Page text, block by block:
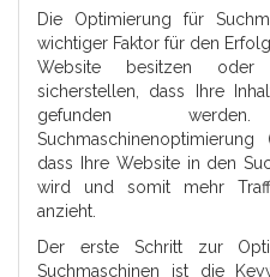
Die Optimierung für
wichtiger Faktor für den
Website besitzen oder
sicherstellen, dass Ihre
gefunden
dass Ihre Website in den
wird und somit mehr
anzieht.
Der erste Schritt zur
Suchmaschinen ist die